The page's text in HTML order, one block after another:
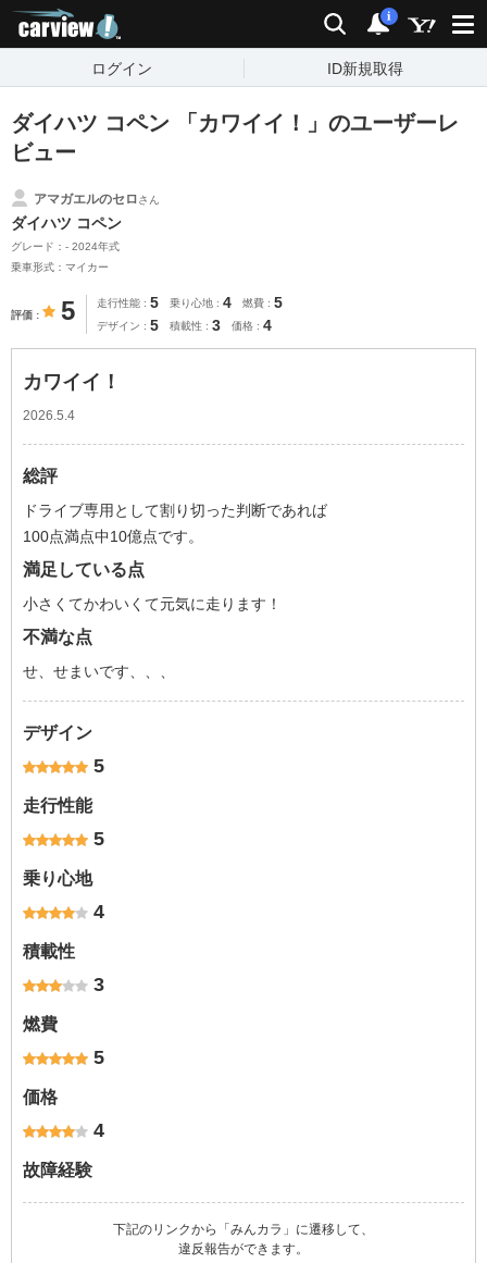
検索 通知
i
ログイン ID新規取得
ダイハツ コペン 「カワイイ！」のユーザーレ
ビュー
アマガエルのセロさん
ダイハツ コペン
グレード：- 2024年式
乗車形式：マイカー
評価 5 走行性能 5 乗り心地 4 燃費 5
デザイン 5 積載性 3 価格 4
カワイイ！
2026.5.4
総評
ドライブ専用として割り切った判断であれば
100点満点中10億点です。
満足している点
小さくてかわいくて元気に走ります！
不満な点
せ、せまいです、、、
デザイン
5
走行性能
5
乗り心地
4
積載性
3
燃費
5
価格
4
故障経験
下記のリンクから「みんカラ」に遷移して、
違反報告ができます。